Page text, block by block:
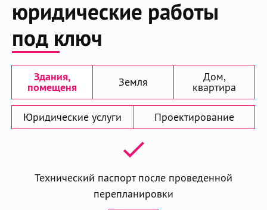
юридические работы
под ключ
Здания,
помещеня Земля Дом,
квартира
Юридические услуги Проектирование
Технический паспорт после проведенной
перепланировки